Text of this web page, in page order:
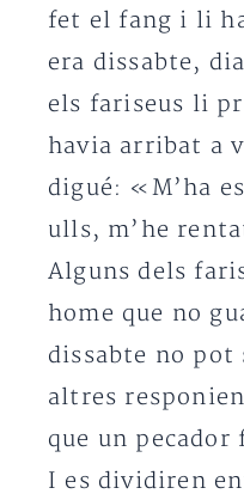
fet el fang i li
era dissabte,
els fariseus li
havia arribat a
digué: «M’ha
ulls, m’he
Alguns dels
home que no
dissabte no pot
altres
que un
I es dividiren